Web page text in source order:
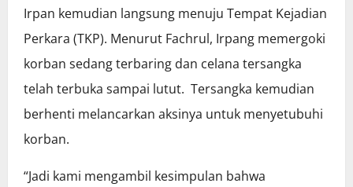
Irpan kemudian langsung menuju Tempat Kejadian
Perkara (TKP). Menurut Fachrul, Irpang memergoki
korban sedang terbaring dan celana tersangka
telah terbuka sampai lutut. Tersangka kemudian
berhenti melancarkan aksinya untuk menyetubuhi
korban.
“Jadi kami mengambil kesimpulan bahwa